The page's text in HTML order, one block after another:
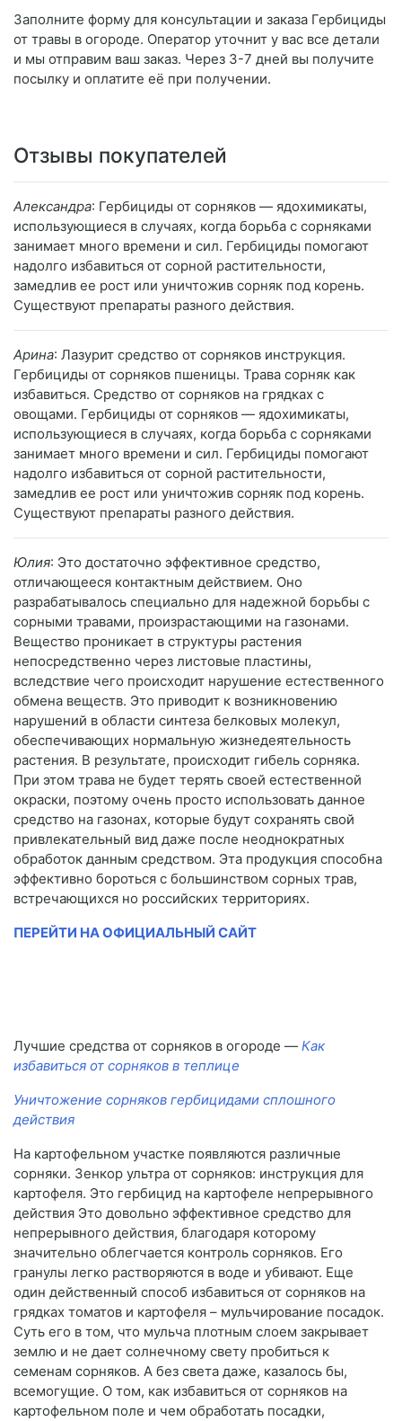
Заполните форму для консультации и заказа Гербициды
от травы в огороде. Оператор уточнит у вас все детали
и мы отправим ваш заказ. Через 3-7 дней вы получите
посылку и оплатите её при получении.
Отзывы покупателей
Александра: Гербициды от сорняков — ядохимикаты,
использующиеся в случаях, когда борьба с сорняками
занимает много времени и сил. Гербициды помогают
надолго избавиться от сорной растительности,
замедлив ее рост или уничтожив сорняк под корень.
Существуют препараты разного действия.
Арина: Лазурит средство от сорняков инструкция.
Гербициды от сорняков пшеницы. Трава сорняк как
избавиться. Средство от сорняков на грядках с
овощами. Гербициды от сорняков — ядохимикаты,
использующиеся в случаях, когда борьба с сорняками
занимает много времени и сил. Гербициды помогают
надолго избавиться от сорной растительности,
замедлив ее рост или уничтожив сорняк под корень.
Существуют препараты разного действия.
Юлия: Это достаточно эффективное средство,
отличающееся контактным действием. Оно
разрабатывалось специально для надежной борьбы с
сорными травами, произрастающими на газонами.
Вещество проникает в структуры растения
непосредственно через листовые пластины,
вследствие чего происходит нарушение естественного
обмена веществ. Это приводит к возникновению
нарушений в области синтеза белковых молекул,
обеспечивающих нормальную жизнедеятельность
растения. В результате, происходит гибель сорняка.
При этом трава не будет терять своей естественной
окраски, поэтому очень просто использовать данное
средство на газонах, которые будут сохранять свой
привлекательный вид даже после неоднократных
обработок данным средством. Эта продукция способна
эффективно бороться с большинством сорных трав,
встречающихся но российских территориях.
ПЕРЕЙТИ НА ОФИЦИАЛЬНЫЙ САЙТ
Лучшие средства от сорняков в огороде — Как
избавиться от сорняков в теплице
Уничтожение сорняков гербицидами сплошного
действия
На картофельном участке появляются различные
сорняки. Зенкор ультра от сорняков: инструкция для
картофеля. Это гербицид на картофеле непрерывного
действия Это довольно эффективное средство для
непрерывного действия, благодаря которому
значительно облегчается контроль сорняков. Его
гранулы легко растворяются в воде и убивают. Еще
один действенный способ избавиться от сорняков на
грядках томатов и картофеля – мульчирование посадок.
Суть его в том, что мульча плотным слоем закрывает
землю и не дает солнечному свету пробиться к
семенам сорняков. А без света даже, казалось бы,
всемогущие. О том, как избавиться от сорняков на
картофельном поле и чем обработать посадки,